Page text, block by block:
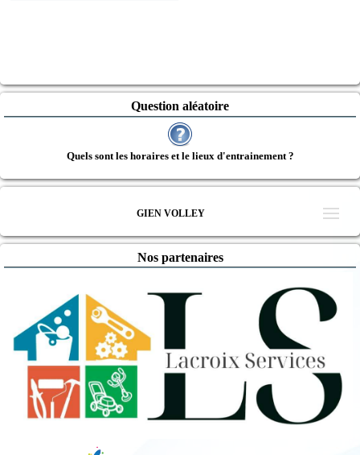
Question aléatoire
Quels sont les horaires et le lieux d'entrainement ?
GIEN VOLLEY
Nos partenaires